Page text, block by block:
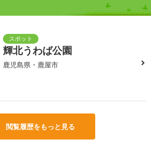
輝北うわば公園
鹿児島県・鹿屋市
閲覧履歴をもっと見る